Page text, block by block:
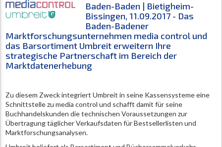
Baden-Baden | Bietigheim-
Bissingen, 11.09.2017 - Das
Baden-Badener
Marktforschungsunternehmen media control und
das Barsortiment Umbreit erweitern Ihre
strategische Partnerschaft im Bereich der
Marktdatenerhebung
Zu diesem Zweck integriert Umbreit in seine Kassensysteme eine
Schnittstelle zu media control und schafft damit für seine
Buchhandelskunden die technischen Voraussetzungen zur
Übertragung täglicher Verkaufsdaten für Bestsellerlisten und
Marktforschungsanalysen.